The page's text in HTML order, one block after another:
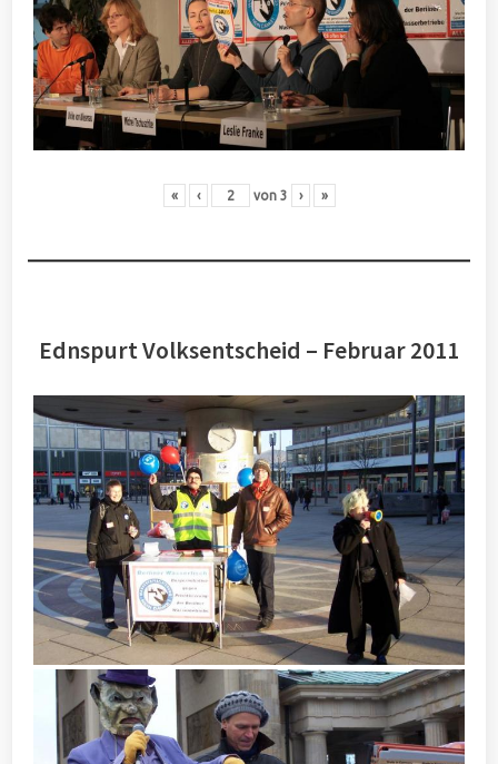
« ‹ von 3 › »
Ednspurt Volksentscheid – Februar 2011